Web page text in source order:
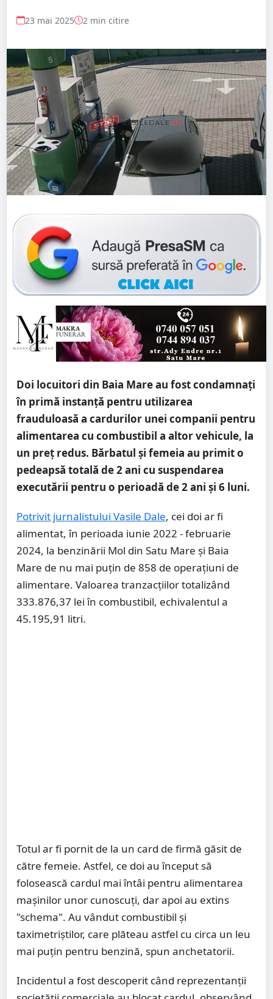
23 mai 2025 2 min citire
Doi locuitori din Baia Mare au fost condamnați
în primă instanță pentru utilizarea
frauduloasă a cardurilor unei companii pentru
alimentarea cu combustibil a altor vehicule, la
un preț redus. Bărbatul și femeia au primit o
pedeapsă totală de 2 ani cu suspendarea
executării pentru o perioadă de 2 ani și 6 luni.
Potrivit jurnalistului Vasile Dale, cei doi ar fi
alimentat, în perioada iunie 2022 - februarie
2024, la benzinării Mol din Satu Mare și Baia
Mare de nu mai puțin de 858 de operațiuni de
alimentare. Valoarea tranzacțiilor totalizând
333.876,37 lei în combustibil, echivalentul a
45.195,91 litri.
Totul ar fi pornit de la un card de firmă găsit de
către femeie. Astfel, ce doi au început să
folosească cardul mai întâi pentru alimentarea
mașinilor unor cunoscuți, dar apoi au extins
"schema". Au vândut combustibil și
taximetriștilor, care plăteau astfel cu circa un leu
mai puțin pentru benzină, spun anchetatorii.
Incidentul a fost descoperit când reprezentanții